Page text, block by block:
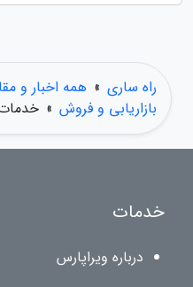
راه ساری » همه اخبار و
بازاریابی و فروش »
خدمات
درباره ویراپارس